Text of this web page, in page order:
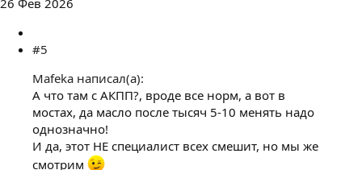
26 Фев 2026
#5
Mafeka написал(а):
А что там с АКПП?, вроде все норм, а вот в
мостах, да масло после тысяч 5-10 менять надо
однозначно!
И да, этот НЕ специалист всех смешит, но мы же
смотрим